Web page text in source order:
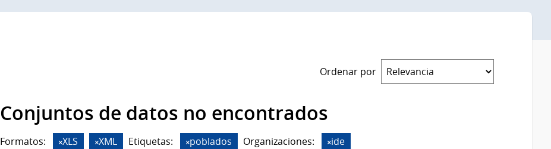
Ordenar por
Conjuntos de datos no encontrados
Formatos: XLS XML Etiquetas: poblados Organizaciones: ide